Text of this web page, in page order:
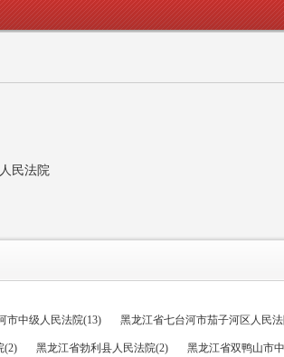
民法院
市中级人民法院(13) 黑龙江省七台河市茄子河区人民
(2) 黑龙江省勃利县人民法院(2) 黑龙江省双鸭山市